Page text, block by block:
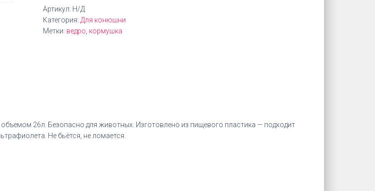
Артикул: Н/Д
Категория: Для конюшни
Метки: ведро кормушка
26л. Безопасно для животных. Изготовлено из пищевого пластика — подходит
Не бьётся, не ломается.